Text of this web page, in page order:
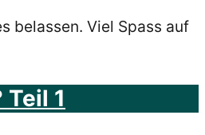
belassen. Viel Spass auf
1